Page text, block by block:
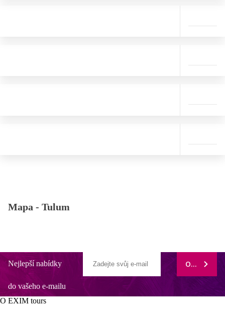
Mapa - Tulum
Nejlepší nabídky
do vašeho e-mailu
ODEBÍRAT
O EXIM tours